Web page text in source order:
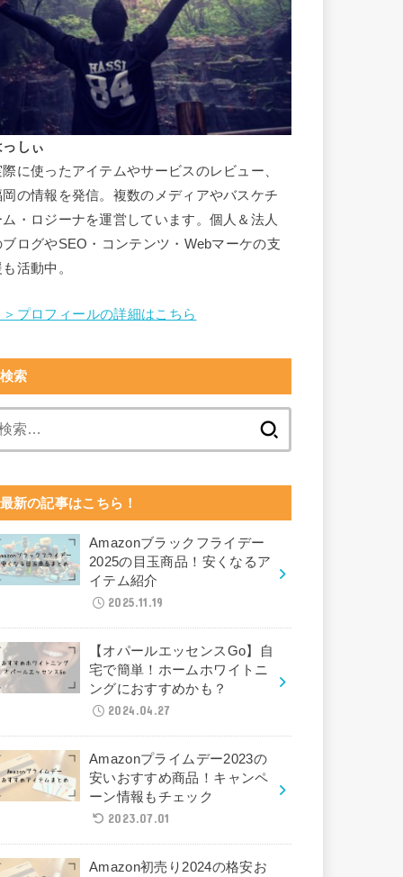
っしぃ
際に使ったアイテムやサービスのレビュー、
岡の情報を発信。複数のメディアやバスケチ
ム・ロジーナを運営しています。個人＆法人
ブログやSEO・コンテンツ・Webマーケの支
活動中。
＞プロフィールの詳細はこちら
検索
最新の記事はこちら！
Amazonブラックフライデー
2025の目玉商品！安くなるア
イテム紹介
2025.11.19
【オパールエッセンスGo】自
宅で簡単！ホームホワイトニ
ングにおすすめかも？
2024.04.27
Amazonプライムデー2023の
安いおすすめ商品！キャンペ
ーン情報もチェック
2023.07.01
Amazon初売り2024の格安お